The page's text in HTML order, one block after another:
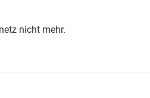
nicht mehr.